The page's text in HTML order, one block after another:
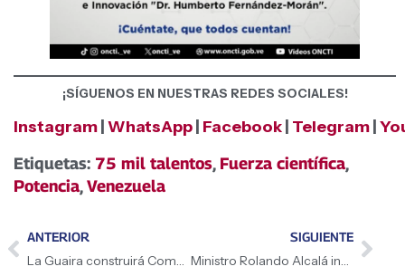
¡SÍGUENOS EN NUESTRAS REDES SOCIALES!
Instagram WhatsApp Facebook Telegram
Etiquetas: 75 mil talentos, Fuerza científica,
Potencia,Venezuela
ANTERIOR
La Guaira construirá Complejo Universitario para 20 instituciones
SIGUIENTE
Ministro Rolando Alcalá inspeccionó instalaciones eléctricas en Barinas